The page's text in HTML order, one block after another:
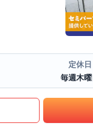
定休日
毎週木曜